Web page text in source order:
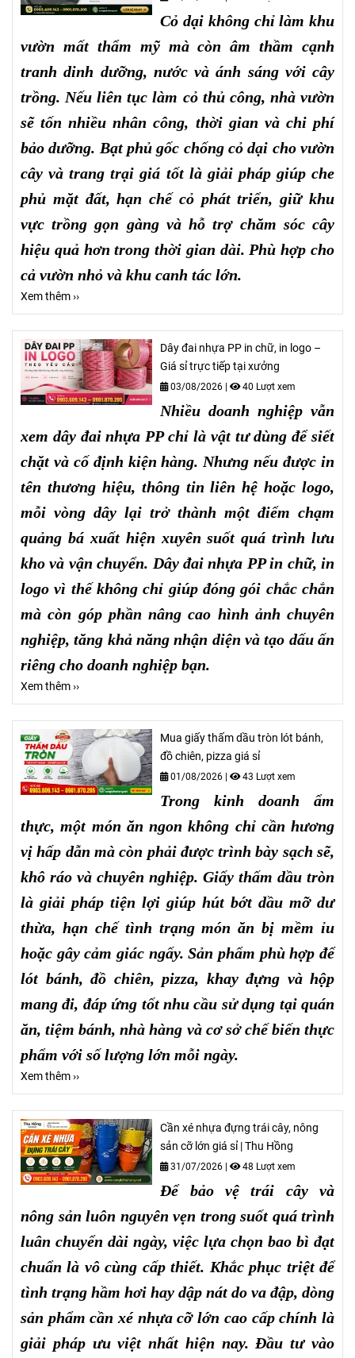
Cỏ dại không chỉ làm khu
vườn mất thẩm mỹ mà còn âm thầm cạnh
tranh dinh dưỡng, nước và ánh sáng với cây
trồng. Nếu liên tục làm cỏ thủ công, nhà vườn
sẽ tốn nhiều nhân công, thời gian và chi phí
bảo dưỡng. Bạt phủ gốc chống cỏ dại cho vườn
cây và trang trại giá tốt là giải pháp giúp che
phủ mặt đất, hạn chế cỏ phát triển, giữ khu
vực trồng gọn gàng và hỗ trợ chăm sóc cây
hiệu quả hơn trong thời gian dài. Phù hợp cho
cả vườn nhỏ và khu canh tác lớn.
Xem thêm ››
Dây đai nhựa PP in chữ, in logo –
Giá sỉ trực tiếp tại xưởng
03/08/2026 | 40 Lượt xem
Nhiều doanh nghiệp vẫn
xem dây đai nhựa PP chỉ là vật tư dùng để siết
chặt và cố định kiện hàng. Nhưng nếu được in
tên thương hiệu, thông tin liên hệ hoặc logo,
mỗi vòng dây lại trở thành một điểm chạm
quảng bá xuất hiện xuyên suốt quá trình lưu
kho và vận chuyển. Dây đai nhựa PP in chữ, in
logo vì thế không chỉ giúp đóng gói chắc chắn
mà còn góp phần nâng cao hình ảnh chuyên
nghiệp, tăng khả năng nhận diện và tạo dấu ấn
riêng cho doanh nghiệp bạn.
Xem thêm ››
Mua giấy thấm dầu tròn lót bánh,
đồ chiên, pizza giá sỉ
01/08/2026 | 43 Lượt xem
Trong kinh doanh ẩm
thực, một món ăn ngon không chỉ cần hương
vị hấp dẫn mà còn phải được trình bày sạch sẽ,
khô ráo và chuyên nghiệp. Giấy thấm dầu tròn
là giải pháp tiện lợi giúp hút bớt dầu mỡ dư
thừa, hạn chế tình trạng món ăn bị mềm ỉu
hoặc gây cảm giác ngấy. Sản phẩm phù hợp để
lót bánh, đồ chiên, pizza, khay đựng và hộp
mang đi, đáp ứng tốt nhu cầu sử dụng tại quán
ăn, tiệm bánh, nhà hàng và cơ sở chế biến thực
phẩm với số lượng lớn mỗi ngày.
Xem thêm ››
Cần xé nhựa đựng trái cây, nông
sản cỡ lớn giá sỉ | Thu Hồng
31/07/2026 | 48 Lượt xem
Để bảo vệ trái cây và
nông sản luôn nguyên vẹn trong suốt quá trình
luân chuyển dài ngày, việc lựa chọn bao bì đạt
chuẩn là vô cùng cấp thiết. Khắc phục triệt để
tình trạng hầm hơi hay dập nát do va đập, dòng
sản phẩm cần xé nhựa cỡ lớn cao cấp chính là
giải pháp ưu việt nhất hiện nay. Đầu tư vào